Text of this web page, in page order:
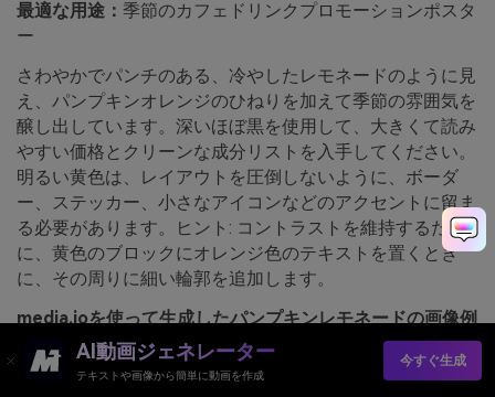
最適な用途： 季節のカフェドリンクプロモーションポスタ
ー
さわやかでパンチのある、冷やしたレモネードのように見
え、パンプキンオレンジのひねりを加えて季節の雰囲気を
醸し出しています。深いほぼ黒を使用して、大きくて読み
やすい価格とクリーンな成分リストを入手してください。
明るい黄色は、レイアウトを圧倒しないように、ボーダ
ー、ステッカー、小さなアイコンなどのアクセントに留ま
る必要があります。ヒント: コントラストを維持するため
に、黄色のブロックにオレンジ色のテキストを置くとき
に、その周りに細い輪郭を追加します。
media.ioを使って生成したパンプキンレモネードの画像例
AI動画ジェネレーター
テキストや画像から簡単に動画を作成
今すぐ生成